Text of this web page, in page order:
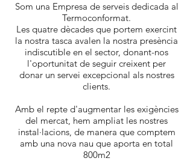
Som una Empresa de serveis dedicada al
Termoconformat.
Les quatre dècades que portem exercint
la nostra tasca avalen la nostra presència
indiscutible en el sector, donant-nos
l'oportunitat de seguir creixent per
donar un servei excepcional als nostres
clients.
Amb el repte d'augmentar les exigències
del mercat, hem ampliat les nostres
instal·lacions, de manera que comptem
amb una nova nau que aporta en total
800m2